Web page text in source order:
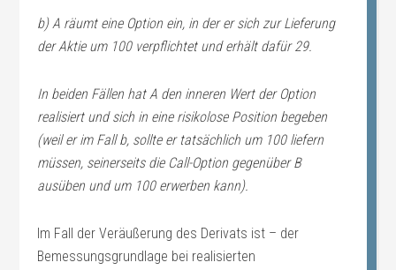
b) A räumt eine Option ein, in der er sich zur Lieferung
der Aktie um 100 verpflichtet und erhält dafür 29.
In beiden Fällen hat A den inneren Wert der Option
realisiert und sich in eine risikolose Position begeben
(weil er im Fall b, sollte er tatsächlich um 100 liefern
müssen, seinerseits die Call-Option gegenüber B
ausüben und um 100 erwerben kann).
Im Fall der Veräußerung des Derivats ist – der
Bemessungsgrundlage bei realisierten